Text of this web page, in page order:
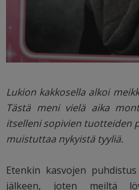
Lukion kakkosella alkoi
Tästä meni vielä aika
itselleni sopivien tuotteiden
muistuttaa nykyistä tyyliä.
Etenkin kasvojen
jälkeen, joten meiltä